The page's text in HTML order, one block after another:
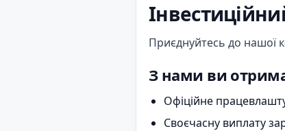
Приєднуйтесь до нашої
З нами ви
Офіційне
Своєчасну виплату